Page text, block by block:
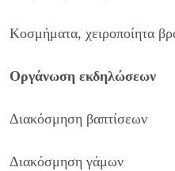
Κοσμήματα, χειροποίητα
Οργάνωση εκδηλώσεων
Διακόσμηση βαπτίσεων
Διακόσμηση γάμων